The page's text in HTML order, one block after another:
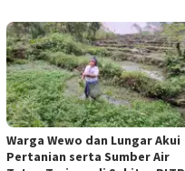
Warga Wewo dan Lungar Akui
Pertanian serta Sumber Air